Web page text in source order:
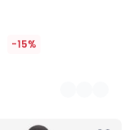
-15%